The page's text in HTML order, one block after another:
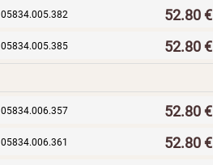
05834.005.382 52.80 €
05834.005.385 52.80 €
05834.006.357 52.80 €
05834.006.361 52.80 €